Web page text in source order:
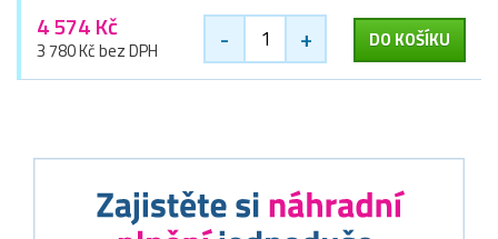
4 574 Kč
3 780 Kč bez DPH - + DO KOŠÍKU